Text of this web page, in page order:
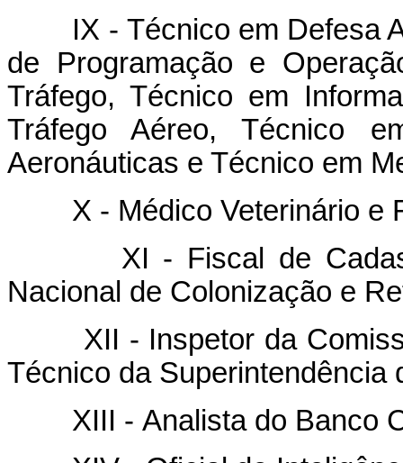
IX - Técnico em Defesa
de Programação e
Tráfego, Técnico em
Tráfego Aéreo, Técnico
Aeronáuticas e Técnico em
X - Médico Veterinário e
XI - Fiscal de Cadastro
Nacional de Colonização e
XII - Inspetor da
Técnico da Superintendência
XIII - Analista do Banco